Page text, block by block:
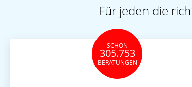
Für jeden die
SCHON
305.753
BERATUNGEN